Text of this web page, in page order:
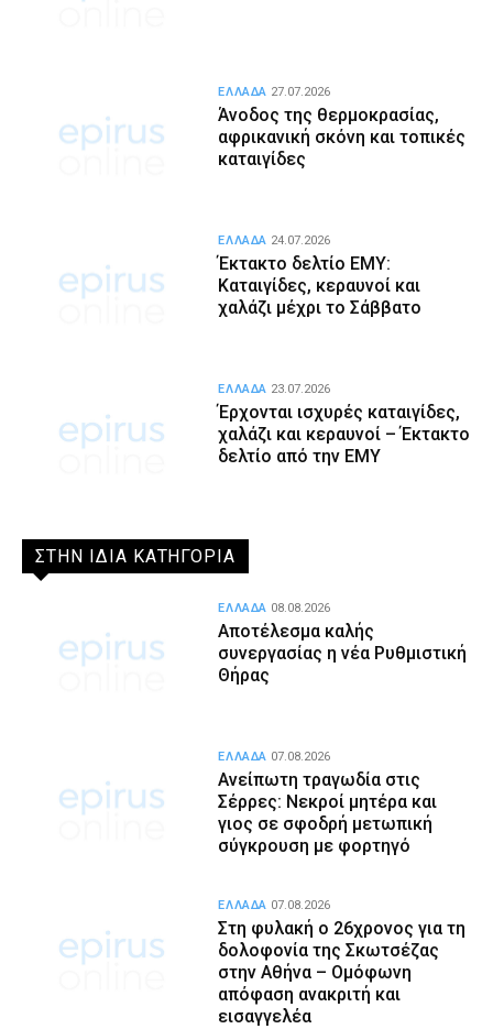
Άνοδος της θερμοκρασίας,
αφρικανική σκόνη και τοπικές
καταιγίδες
ΕΛΛΑΔΑ 27.07.2026
Έκτακτο δελτίο ΕΜΥ:
Καταιγίδες, κεραυνοί και
χαλάζι μέχρι το Σάββατο
ΕΛΛΑΔΑ 24.07.2026
Έρχονται ισχυρές καταιγίδες,
χαλάζι και κεραυνοί – Έκτακτο
δελτίο από την ΕΜΥ
ΕΛΛΑΔΑ 23.07.2026
ΣΤΗΝ ΙΔΙΑ ΚΑΤΗΓΟΡΙΑ
Αποτέλεσμα καλής
συνεργασίας η νέα Ρυθμιστική
Θήρας
ΕΛΛΑΔΑ 08.08.2026
Ανείπωτη τραγωδία στις
Σέρρες: Νεκροί μητέρα και
γιος σε σφοδρή μετωπική
σύγκρουση με φορτηγό
ΕΛΛΑΔΑ 07.08.2026
Στη φυλακή ο 26χρονος για τη
δολοφονία της Σκωτσέζας
στην Αθήνα – Ομόφωνη
απόφαση ανακριτή και
εισαγγελέα
ΕΛΛΑΔΑ 07.08.2026